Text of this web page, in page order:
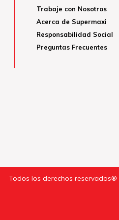
Trabaje con Nosotros
Acerca de Supermaxi
Responsabilidad Social
Preguntas Frecuentes
Todos los derechos reservados®